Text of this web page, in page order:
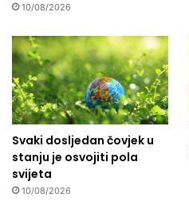
10/08/2026
Svaki dosljedan čovjek u
stanju je osvojiti pola
svijeta
10/08/2026